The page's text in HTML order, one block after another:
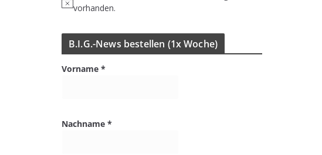
H
n
i
vorhanden.
B.I.G.-News bestel­len (1x Woche)
Vorname *
Nachname *